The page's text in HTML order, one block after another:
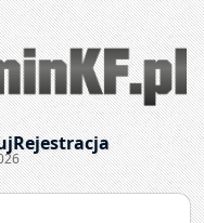
krótkofalarskie
Rejestracja